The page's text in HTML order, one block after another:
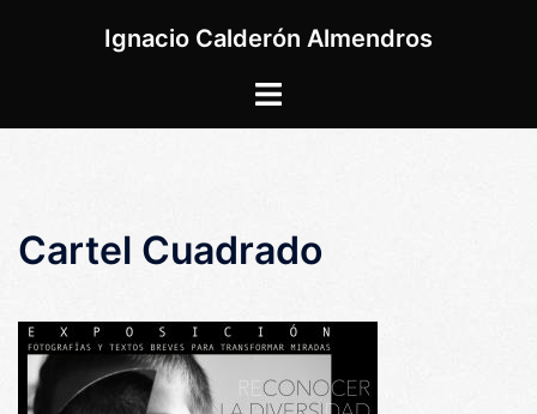
Ignacio Calderón Almendros
Alternar
Cartel Cuadrado